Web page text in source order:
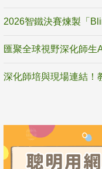
2026智鐵決賽煉製「